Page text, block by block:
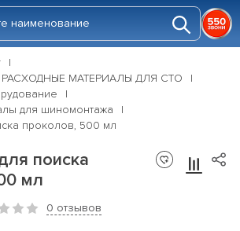
МАТЕРИАЛЫ ДЛЯ СТО
для шиномонтажа
проколов, 500 мл
поиска
мл
0 отзывов